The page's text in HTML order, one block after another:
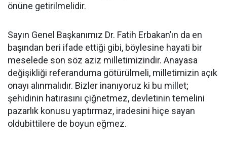
önüne getirilmelidir.
Sayın Genel Başkanımız Dr. Fatih Erbakan’ın da en
başından beri ifade ettiği gibi, böylesine hayati bir
meselede son söz aziz milletimizindir. Anayasa
değişikliği referanduma götürülmeli, milletimizin açık
onayı alınmalıdır. Bizler inanıyoruz ki bu millet;
şehidinin hatırasını çiğnetmez, devletinin temelini
pazarlık konusu yaptırmaz, iradesini hiçe sayan
oldubittilere de boyun eğmez.